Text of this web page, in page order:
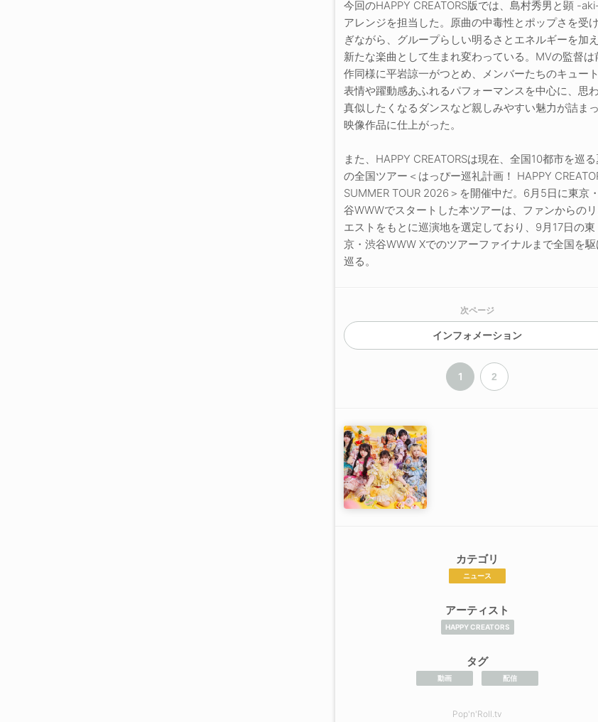
今回のHAPPY CREATORS版では、島村秀男と顕 -
アレンジを担当した。原曲の中毒性とポップさを受
ぎながら、グループらしい明るさとエネルギーを加
新たな楽曲として生まれ変わっている。MVの監督は
作同様に平岩諒一がつとめ、メンバーたちのキュー
表情や躍動感あふれるパフォーマンスを中心に、思
真似したくなるダンスなど親しみやすい魅力が詰ま
映像作品に仕上がった。
また、HAPPY CREATORSは現在、全国10都市を巡る
の全国ツアー＜はっぴー巡礼計画！ HAPPY
SUMMER TOUR 2026＞を開催中だ。6月5日に東京
谷WWWでスタートした本ツアーは、ファンからの
エストをもとに巡演地を選定しており、9月17日の東
京・渋谷WWW Xでのツアーファイナルまで全国を駆
巡る。
次ページ
インフォメーション
1 2
カテゴリ
ニュース
アーティスト
HAPPY CREATORS
タグ
動画 配信
Pop'n'Roll.tv